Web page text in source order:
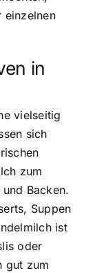
einzelnen
in
vielseitig
sich
zum
Backen.
Suppen
ist
oder
gut zum